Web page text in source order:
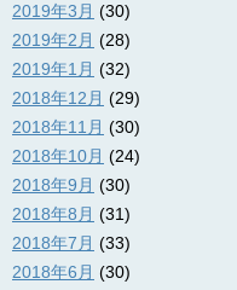
2019年3月 (30)
2019年2月 (28)
2019年1月 (32)
2018年12月 (29)
2018年11月 (30)
2018年10月 (24)
2018年9月 (30)
2018年8月 (31)
2018年7月 (33)
2018年6月 (30)